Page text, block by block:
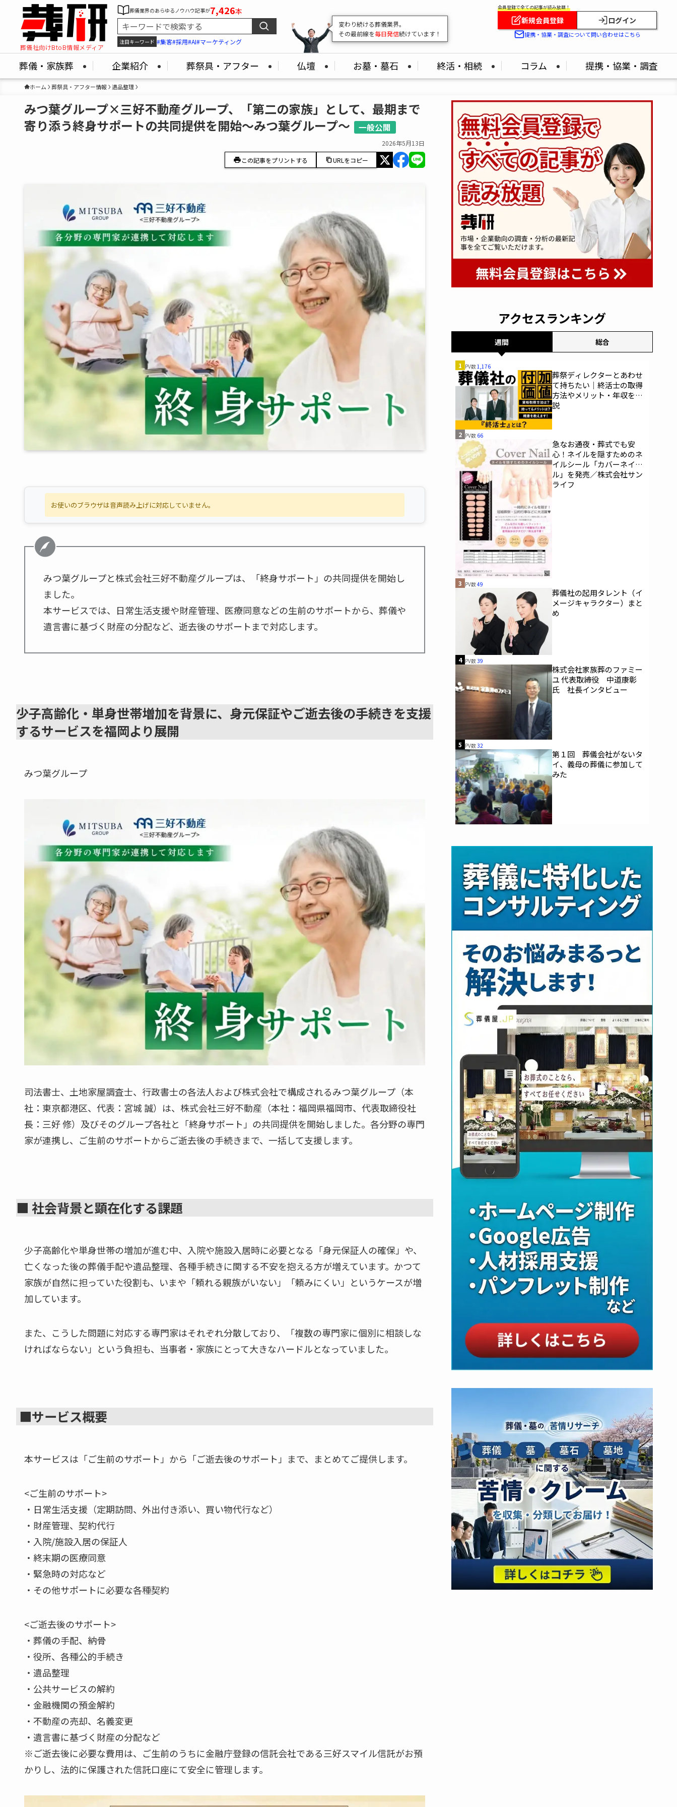
葬儀社向けBtoB情報メディア
葬儀業界のあらゆるノウハウ記事が7,426本
注目キーワード #集客#採用#AI#マーケティング
変わり続ける葬儀業界。
その最前線を毎日発信続けています！
会員登録で全ての記事が読み放題！
新規会員登録 ログイン
提携・協業・調査について問い合わせはこちら
葬儀・家族葬 企業紹介 葬祭具・アフター 仏壇 お墓・墓石 終活・相続 コラム 提携・協業・調査
ホーム 葬祭具・アフター情報 遺品整理
みつ葉グループ×三好不動産グループ、「第二の家族」として、最期まで
寄り添う終身サポートの共同提供を開始～みつ葉グループ～
一般公開
2026年5月13日
この記事をプリントする
URLをコピー
お使いのブラウザは音声読み上げに対応していません。
みつ葉グループと株式会社三好不動産グループは、「終身サポート」の共同提供を開始し
ました。
本サービスでは、日常生活支援や財産管理、医療同意などの生前のサポートから、葬儀や
遺言書に基づく財産の分配など、逝去後のサポートまで対応します。
少子高齢化・単身世帯増加を背景に、身元保証やご逝去後の手続きを支援
するサービスを福岡より展開
みつ葉グループ
司法書士、土地家屋調査士、行政書士の各法人および株式会社で構成されるみつ葉グループ（本
社：東京都港区、代表：宮城 誠）は、株式会社三好不動産（本社：福岡県福岡市、代表取締役社
長：三好 修）及びそのグループ各社と「終身サポート」の共同提供を開始しました。各分野の専門
家が連携し、ご生前のサポートからご逝去後の手続きまで、一括して支援します。
■ 社会背景と顕在化する課題
少子高齢化や単身世帯の増加が進む中、入院や施設入居時に必要となる「身元保証人の確保」や、
亡くなった後の葬儀手配や遺品整理、各種手続きに関する不安を抱える方が増えています。かつて
家族が自然に担っていた役割も、いまや「頼れる親族がいない」「頼みにくい」というケースが増
加しています。
また、こうした問題に対応する専門家はそれぞれ分散しており、「複数の専門家に個別に相談しな
ければならない」という負担も、当事者・家族にとって大きなハードルとなっていました。
■サービス概要
本サービスは「ご生前のサポート」から「ご逝去後のサポート」まで、まとめてご提供します。
<ご生前のサポート>
・日常生活支援（定期訪問、外出付き添い、買い物代行など）
・財産管理、契約代行
・入院/施設入居の保証人
・終末期の医療同意
・緊急時の対応など
・その他サポートに必要な各種契約
<ご逝去後のサポート>
・葬儀の手配、納骨
・役所、各種公的手続き
・遺品整理
・公共サービスの解約
・金融機関の預金解約
・不動産の売却、名義変更
・遺言書に基づく財産の分配など
※ご逝去後に必要な費用は、ご生前のうちに金融庁登録の信託会社である三好スマイル信託がお預
かりし、法的に保護された信託口座にて安全に管理します。
アクセスランキング
週間 総合
1 PV数1,176
葬祭ディレクターとあわせ
て持ちたい｜終活士の取得
方法やメリット・年収を解
説
2 PV数 66
急なお通夜・葬式でも安
心！ネイルを隠すためのネ
イルシール「カバーネイ
ル」を発売／株式会社サン
ライフ
3 PV数49
葬儀社の起用タレント（イ
メージキャラクター）まと
め
4 PV数39
株式会社家族葬のファミー
ユ 代表取締役 中道康彰
氏 社長インタビュー
5 PV数32
第１回 葬儀会社がないタ
イ、義母の葬儀に参加して
みた